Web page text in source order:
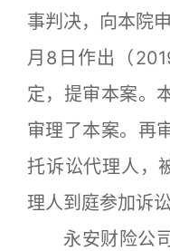
事判决，向本院
月8日作出（
定，提审本案。
审理了本案。再
托诉讼代理人，
理人到庭参加诉
永安财险公司